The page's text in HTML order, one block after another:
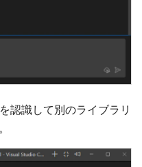
認識して別のライブラリ